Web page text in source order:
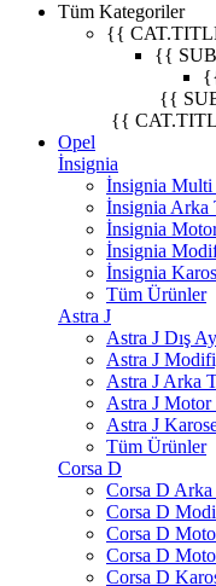
Tüm Kategoriler
{{
{{
{{
{{
Opel
İnsignia
İnsignia Multi
İnsignia Arka
İnsignia
İnsignia
İnsignia
Tüm Ürünler
Astra J
Astra J Dış
Astra J
Astra J Arka
Astra J Motor
Astra J
Tüm Ürünler
Corsa D
Corsa D Arka
Corsa D
Corsa D
Corsa D
Corsa D